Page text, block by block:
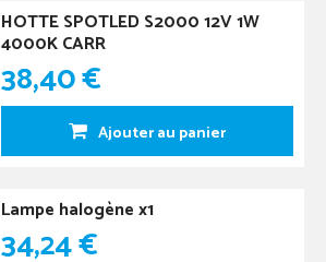
HOTTE SPOTLED S2000 12V 1W
4000K CARR
38,40 €
Ajouter au panier
Lampe halogène x1
34,24 €